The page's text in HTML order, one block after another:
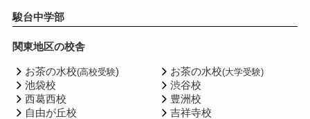
駿台中学部
関東地区の校舎
お茶の水校(高校受験)
池袋校
西葛西校
自由が丘校
お茶の水校(大学受験)
渋谷校
豊洲校
吉祥寺校